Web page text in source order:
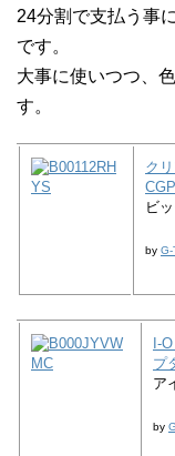
24分割で支払う事
です。
大事に使いつつ、
す。
ク
ビ
by G-
I-
プ
ア
by